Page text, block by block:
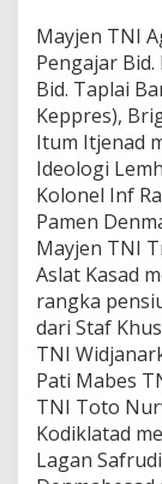
Mayjen TNI
Pengajar
Bid. Taplai
Keppres),
Itum Itjenad
Ideologi
Kolonel Inf
Pamen
Mayjen TNI
Aslat Kasad
rangka
dari Staf
TNI
Pati Mabes
TNI Toto
Kodiklatad
Lagan